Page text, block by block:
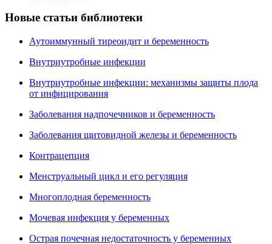
Новые статьи библиотеки
Аутоиммунный тиреоидит и беременность
Внутриутробные инфекции
Внутриутробные инфекции: механизмы защиты плода
от инфицирования
Заболевания надпочечников и беременность
Заболевания щитовидной железы и беременность
Контрацепция
Менструальный цикл и его регуляция
Многоплодная беременность
Мочевая инфекция у беременных
Острая почечная недостаточность у беременных